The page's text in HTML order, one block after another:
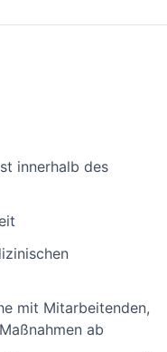
innerhalb des
mit Mitarbeitenden,
ab